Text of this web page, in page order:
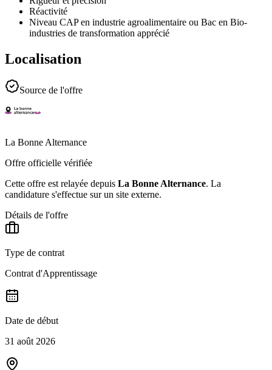
Réactivité
Niveau CAP en industrie agroalimentaire ou Bac en Bio-
industries de transformation apprécié
Localisation
Source de l'offre
La Bonne Alternance
Offre officielle vérifiée
Cette offre est relayée depuis La Bonne Alternance. La
candidature s'effectue sur un site externe.
Détails de l'offre
Type de contrat
Contrat d'Apprentissage
Date de début
31 août 2026